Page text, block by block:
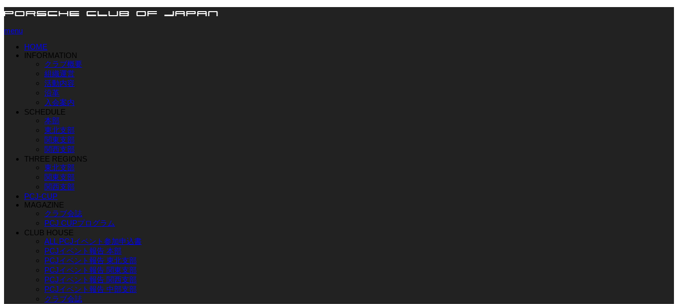
menu
HOME
INFORMATION
クラブ概要
組織運営
活動内容
沿革
入会案内
SCHEDULE
本部
東北支部
関東支部
関西支部
THREE REGIONS
東北支部
関東支部
関西支部
PCJ-CUP
MAGAZINE
クラブ会誌
PCJ CUPプログラム
CLUB HOUSE
ALL PCJイベント参加申込書
PCJイベント報告 本部
PCJイベント報告 東北支部
PCJイベント報告 関東支部
PCJイベント報告 関西支部
PCJイベント報告 中部支部
クラブ会誌